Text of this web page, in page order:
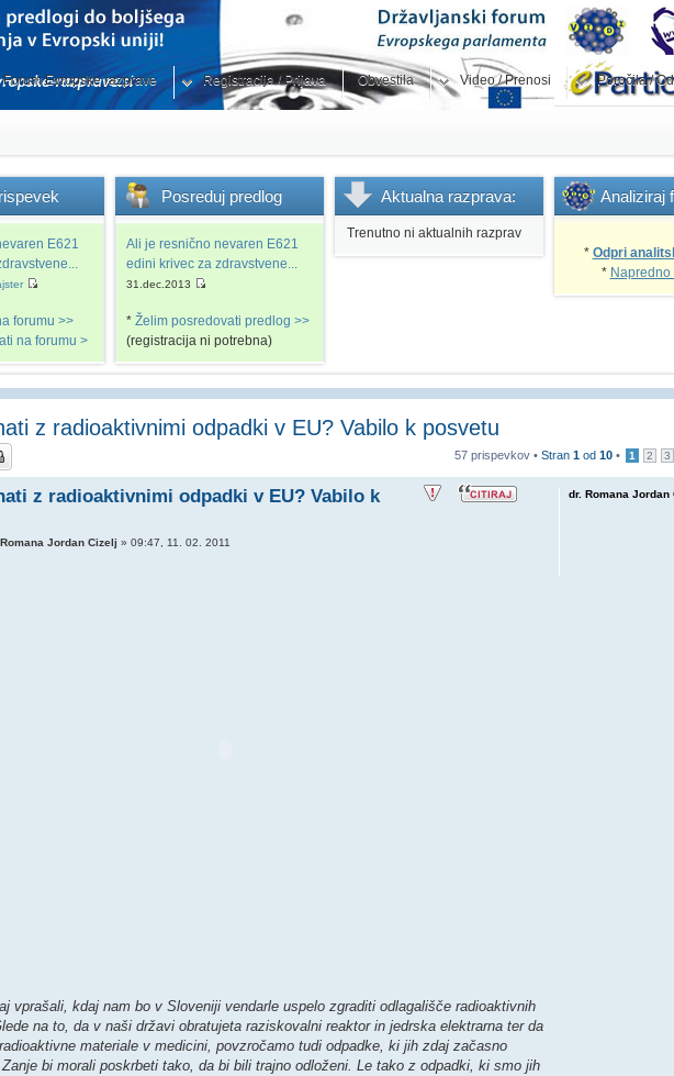
Forum Evropske razprave Registracija / Prijava Obvestila Video / Prenosi Poročila /
E621
forumu >>
na forumu >
Posreduj predlog
Ali je resnično nevaren E621
edini krivec za zdravstvene...
31.dec.2013
* Želim posredovati predlog >>
(registracija ni potrebna)
Aktualnarazprava:
Trenutno ni aktualnih razprav
Analiziraj
* Odpri
* Napredno
z radioaktivnimi odpadki v EU? Vabilo k posvetu
57 prispevkov • Stran 1 od 10 • 1 2 3
z radioaktivnimi odpadki v EU? Vabilo k
Jordan Cizelj » 09:47, 11. 02. 2011
vprašali, kdaj nam bo v Sloveniji vendarle uspelo zgraditi odlagališče radioaktivnih
na to, da v naši državi obratujeta raziskovalni reaktor in jedrska elektrarna ter da
materiale v medicini, povzročamo tudi odpadke, ki jih zdaj začasno
bi morali poskrbeti tako, da bi bili trajno odloženi. Le tako z odpadki, ki smo jih
dr. Romana Jordan